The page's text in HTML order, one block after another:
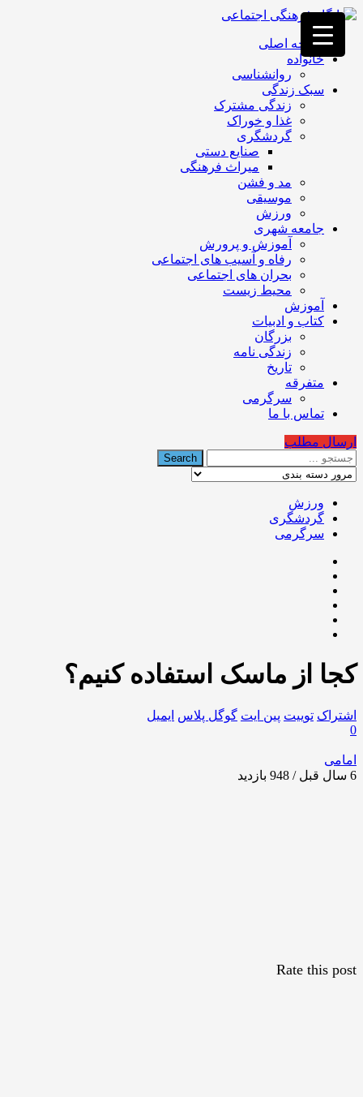
فصد
خون
غرب
تهران
خشکشویی
تصفیه
تهران
صفحه اصلی
خانواده
روانشناسی
سبک زندگی
زندگی مشترک
غذا و خوراک
گردشگری
صنایع دستی
میراث فرهنگی
مد و فشن
موسیقی
ورزش
جامعه شهری
آموزش و پرورش
رفاه و آسیب های اجتماعی
بحران های اجتماعی
محیط زیست
آموزش
کتاب و ادبیات
بزرگان
زندگی نامه
تاریخ
متفرقه
سرگرمی
تماس با ما
ارسال مطلب
ورزش
گردشگری
سرگرمی
️کجا از ماسک استفاده کنیم؟
اشتراک توییت پین ایت گوگل‌ پلاس ایمیل
0
امامی
6 سال قبل / 948
بازدید
Rate this post